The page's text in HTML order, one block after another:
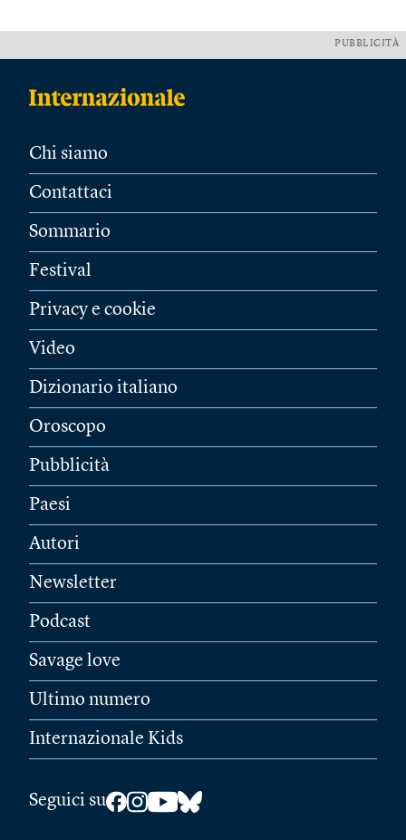
PUBBLICITÀ
Chi siamo
Contattaci
Sommario
Festival
Privacy e cookie
Video
Dizionario italiano
Oroscopo
Pubblicità
Paesi
Autori
Newsletter
Podcast
Savage love
Ultimo numero
Internazionale Kids
Seguici su